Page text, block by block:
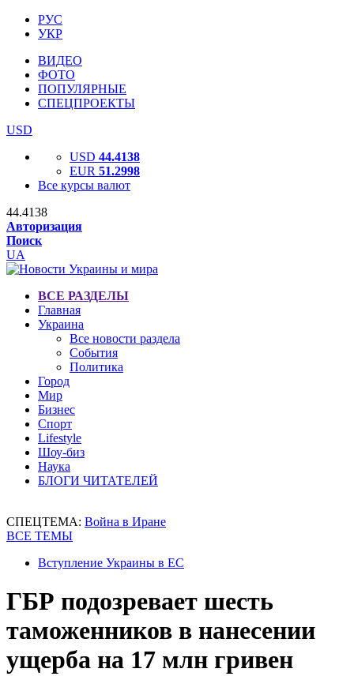
РУС
УКР
ВИДЕО
ФОТО
ПОПУЛЯРНЫЕ
СПЕЦПРОЕКТЫ
USD
USD 44.4138
EUR 51.2998
Все курсы валют
44.4138
Авторизация
Поиск
UA
ВСЕ РАЗДЕЛЫ
Главная
Украина
Все новости раздела
События
Политика
Город
Мир
Бизнес
Спорт
Lifestyle
Шоу-биз
Наука
БЛОГИ ЧИТАТЕЛЕЙ
СПЕЦТЕМА: Война в Иране
ВСЕ ТЕМЫ
Вступление Украины в ЕС
ГБР подозревает шесть
таможенников в нанесении
ущерба на 17 млн ​​гривен